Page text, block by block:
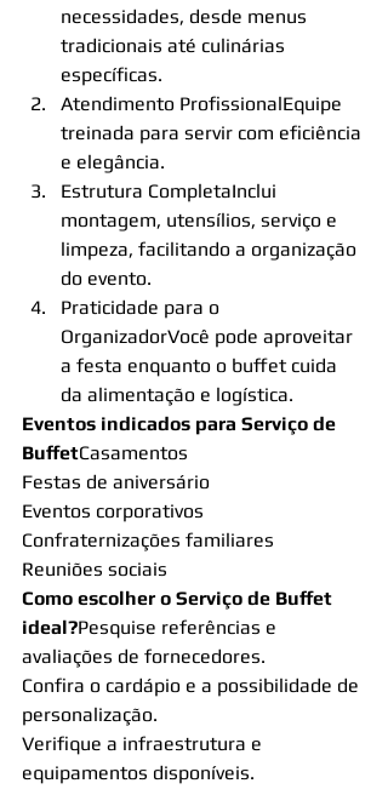
necessidades, desde menus
tradicionais até culinárias
específicas.
Atendimento ProfissionalEquipe
treinada para servir com eficiência
e elegância.
Estrutura CompletaInclui
montagem, utensílios, serviço e
limpeza, facilitando a organização
do evento.
Praticidade para o
OrganizadorVocê pode aproveitar
a festa enquanto o buffet cuida
da alimentação e logística.
Eventos indicados para Serviço de
BuffetCasamentos
Festas de aniversário
Eventos corporativos
Confraternizações familiares
Reuniões sociais
Como escolher o Serviço de Buffet
ideal?Pesquise referências e
avaliações de fornecedores.
Confira o cardápio e a possibilidade de
personalização.
Verifique a infraestrutura e
equipamentos disponíveis.